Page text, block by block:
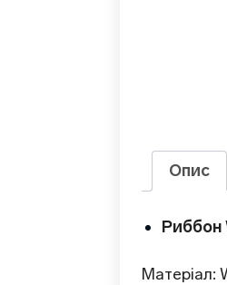
Опис
Риббон
Матеріал: